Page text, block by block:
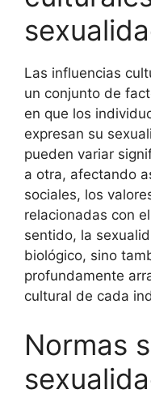
Las influencias
un conjunto de
en que los
expresan su
pueden variar
a otra, afectando
sociales, los
relacionadas con
sentido, la
biológico, sino
profundamente
cultural de cada
Normas